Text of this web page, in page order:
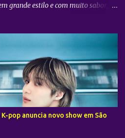
grande estilo e com muito sabor, o
muito comum no dia a dia das
passarem a vida comendo o que
Para inverter esse jogo, nos dias
pais frequentemente consomem a
metade do preço no Balde de
pedem celebração e diversão. Por
encontro ainda mais gostoso,
do BK®, crocante e saborosa,
pop anuncia novo show em São